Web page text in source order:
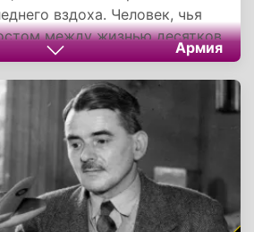
вздоха. Человек, чья
между жизнью десятков
Его история — набат,
есть ценности дороже
Армия